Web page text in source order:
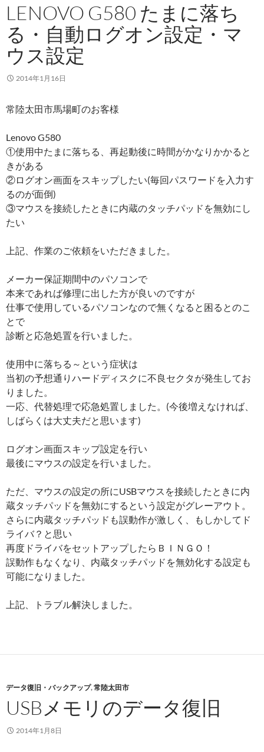
LENOVO G580 たまに落ち
る・自動ログオン設定・マ
ウス設定
2014年1月16日
常陸太田市馬場町のお客様
Lenovo G580
①使用中たまに落ちる、再起動後に時間がかなりかかると
きがある
②ログオン画面をスキップしたい(毎回パスワードを入力す
るのが面倒)
③マウスを接続したときに内蔵のタッチパッドを無効にし
たい
上記、作業のご依頼をいただきました。
メーカー保証期間中のパソコンで
本来であれば修理に出した方が良いのですが
仕事で使用しているパソコンなので無くなると困るとのこ
とで
診断と応急処置を行いました。
使用中に落ちる～という症状は
当初の予想通りハードディスクに不良セクタが発生してお
りました。
一応、代替処理で応急処置しました。(今後増えなければ、
しばらくは大丈夫だと思います)
ログオン画面スキップ設定を行い
最後にマウスの設定を行いました。
ただ、マウスの設定の所にUSBマウスを接続したときに内
蔵タッチパッドを無効にするという設定がグレーアウト。
さらに内蔵タッチパッドも誤動作が激しく、もしかしてド
ライバ？と思い
再度ドライバをセットアップしたらＢＩＮＧＯ！
誤動作もなくなり、内蔵タッチパッドを無効化する設定も
可能になりました。
上記、トラブル解決しました。
データ復旧・バックアップ,常陸太田市
USBメモリのデータ復旧
2014年1月8日